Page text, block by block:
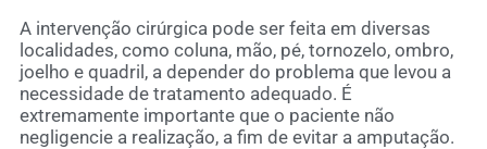
A intervenção cirúrgica pode ser feita em diversas
localidades, como coluna, mão, pé, tornozelo, ombro,
joelho e quadril, a depender do problema que levou a
necessidade de tratamento adequado. É
extremamente importante que o paciente não
negligencie a realização, a fim de evitar a amputação.